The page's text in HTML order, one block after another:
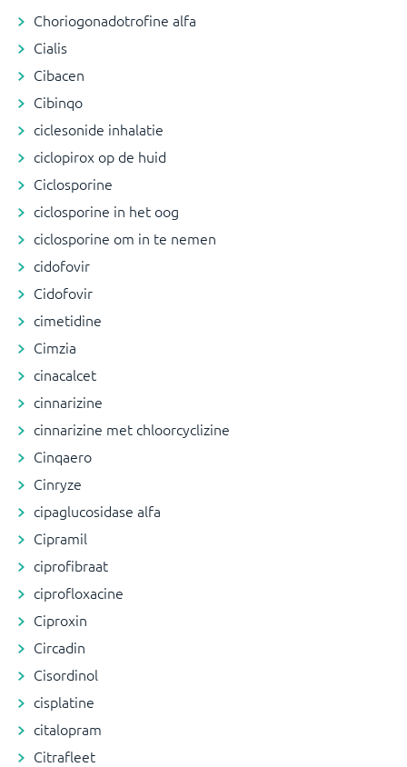
Choriogonadotrofine alfa
Cialis
Cibacen
Cibinqo
ciclesonide inhalatie
ciclopirox op de huid
Ciclosporine
ciclosporine in het oog
ciclosporine om in te nemen
cidofovir
Cidofovir
cimetidine
Cimzia
cinacalcet
cinnarizine
cinnarizine met chloorcyclizine
Cinqaero
Cinryze
cipaglucosidase alfa
Cipramil
ciprofibraat
ciprofloxacine
Ciproxin
Circadin
Cisordinol
cisplatine
citalopram
Citrafleet